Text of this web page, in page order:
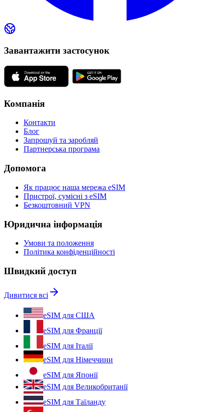
Завантажити застосунок
Компанія
Контакти
Блог
Запрошуй та заробляй
Партнерська програма
Допомога
Як працює наша мережа eSIM
Пристрої, сумісні з eSIM
Безкоштовний VPN
Юридична інформація
Умови та положення
Політика конфіденційності
Швидкий доступ
Дивитися всі
eSIM для США
eSIM для Франції
eSIM для Італії
eSIM для Німеччини
eSIM для Японії
eSIM для Великобританії
eSIM для Таїланду